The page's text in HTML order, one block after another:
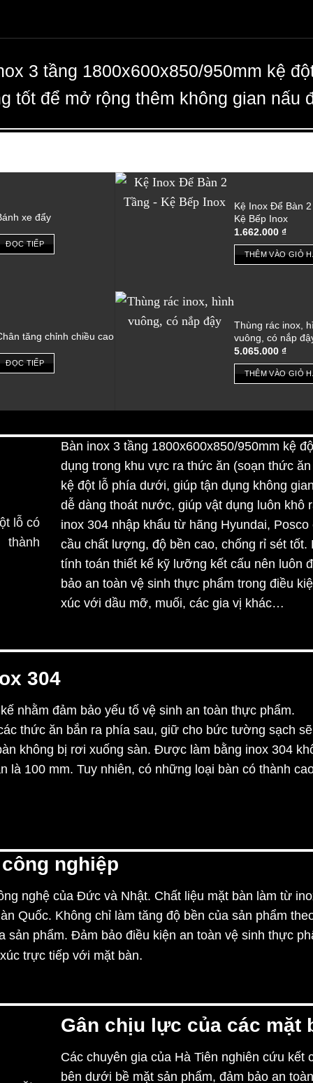
3 tầng 1800x600x850/950mm kệ
tốt để mở rộng thêm không gian nấu
xe đẩy
ĐỌC TIẾP
Kệ Inox Để Bàn
Kệ Bếp Inox
1.662.000 ₫
THÊM VÀO GIỎ
tăng chỉnh chiều cao
ĐỌC TIẾP
Thùng rác inox,
vuông, có nắp
5.065.000 ₫
THÊM VÀO GIỎ
Bàn inox 3 tầng 1800x600x850/950mm kệ
dụng trong khu vực ra thức ăn (soạn thức
kệ đột lỗ phía dưới, giúp tận dụng không
dễ dàng thoát nước, giúp vật dụng luôn
inox 304 nhập khẩu từ hãng Hyundai,
cầu chất lượng, độ bền cao, chống rỉ sét
tính toán thiết kế kỹ lưỡng kết cấu nên luôn
bảo an toàn vệ sinh thực phẩm trong điều
xúc với dầu mỡ, muối, các gia vị khác…
304
nhằm đảm bảo yếu tố vệ sinh an toàn thực phẩm.
thức ăn bắn ra phía sau, giữ cho bức tường sạch
không bị rơi xuống sàn. Được làm bằng inox 304
là 100 mm. Tuy nhiên, có những loại bàn có thành
nghiệp
nghệ của Đức và Nhật. Chất liệu mặt bàn làm từ
Quốc. Không chỉ làm tăng độ bền của sản phẩm
sản phẩm. Đảm bảo điều kiện an toàn vệ sinh thực
trực tiếp với mặt bàn.
Gân chịu lực của các mặt
Các chuyên gia của Hà Tiên nghiên cứu kết
bên dưới bề mặt sản phẩm, đảm bảo an